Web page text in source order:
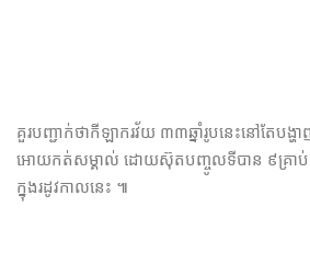
គួរបញ្ជាក់ថាកីឡាករវ័យ ៣៣​ឆ្នាំរូបនេះនៅតែបង្
អោយកត់សម្គាល់ ដោយស៊ុតបញ្ចូលទី​បាន ៩គ្រាប់
ក្នុងរដូវកាលនេះ ៕